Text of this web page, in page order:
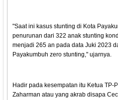
"Saat ini kasus stunting di Kota
penurunan dari 322 anak stunting
menjadi 265 an pada data Juki 2023
Payakumbuh zero stunting," ujarnya.
Hadir pada kesempatan itu Ketua TP-
Zaharman atau yang akrab disapa